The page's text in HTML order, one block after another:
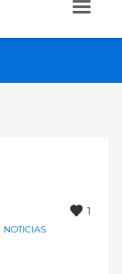
1
NOTICIAS